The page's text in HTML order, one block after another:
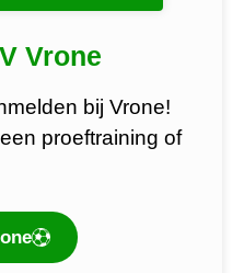
Vrone
bij Vrone!
proeftraining of